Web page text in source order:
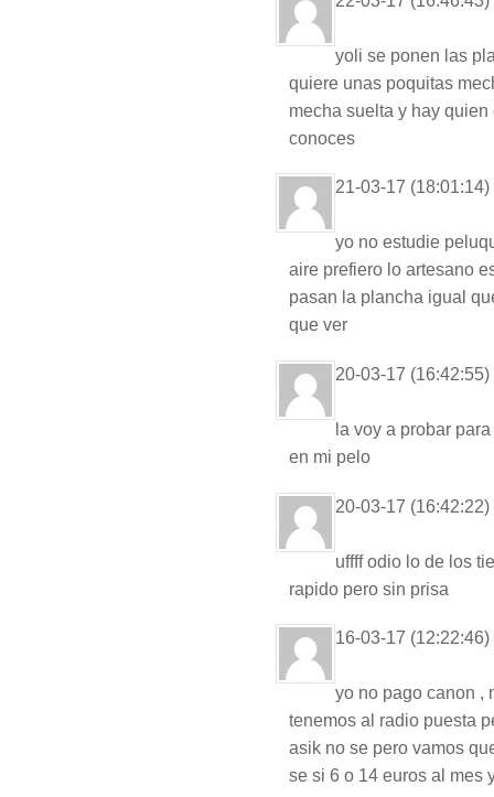
yoli se ponen las
quiere unas poquitas
mecha suelta y hay
conoces
21-03-17 (18:01:14)
yo no estudie
aire prefiero lo artesano
pasan la plancha igual
que ver
20-03-17 (16:42:55)
la voy a probar
en mi pelo
20-03-17 (16:42:22)
uffff odio lo de los
rapido pero sin prisa
16-03-17 (12:22:46)
yo no pago canon ,
tenemos al radio puesta
asik no se pero vamos
se si 6 o 14 euros al mes